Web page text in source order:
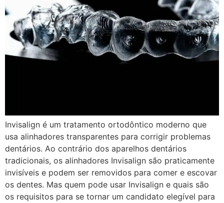
Invisalign é um tratamento ortodôntico moderno que
usa alinhadores transparentes para corrigir problemas
dentários. Ao contrário dos aparelhos dentários
tradicionais, os alinhadores Invisalign são praticamente
invisíveis e podem ser removidos para comer e escovar
os dentes. Mas quem pode usar Invisalign e quais são
os requisitos para se tornar um candidato elegível para